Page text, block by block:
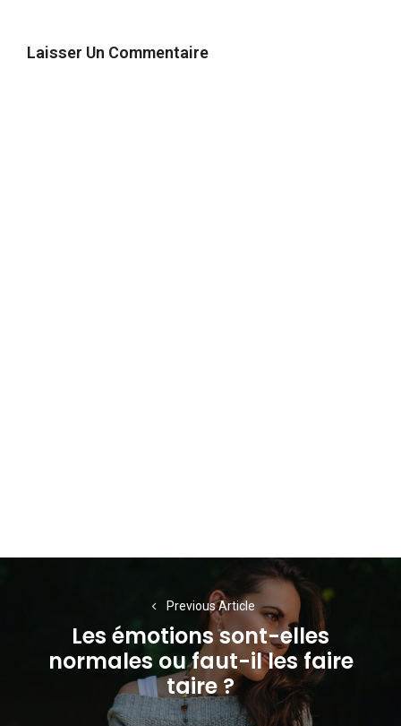
Laisser Un Commentaire
l’article
Previous Article
Previous
post:
Les émotions sont-elles
normales ou faut-il les faire
taire ?